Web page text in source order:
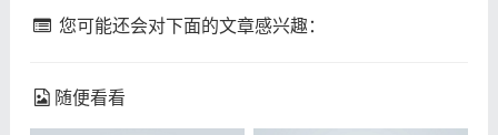
您可能还会对下面的文章感兴趣：
随便看看